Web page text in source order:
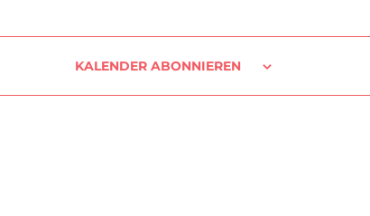
KALENDER ABONNIEREN